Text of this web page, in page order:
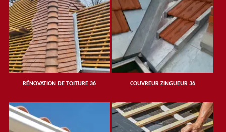
RÉNOVATION DE TOITURE 36 COUVREUR ZINGUEUR 36